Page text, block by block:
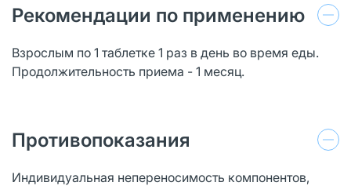
Рекомендации по применению
Взрослым по 1 таблетке 1 раз в день во время еды.
Продолжительность приема - 1 месяц.
Противопоказания
Индивидуальная непереносимость компонентов,